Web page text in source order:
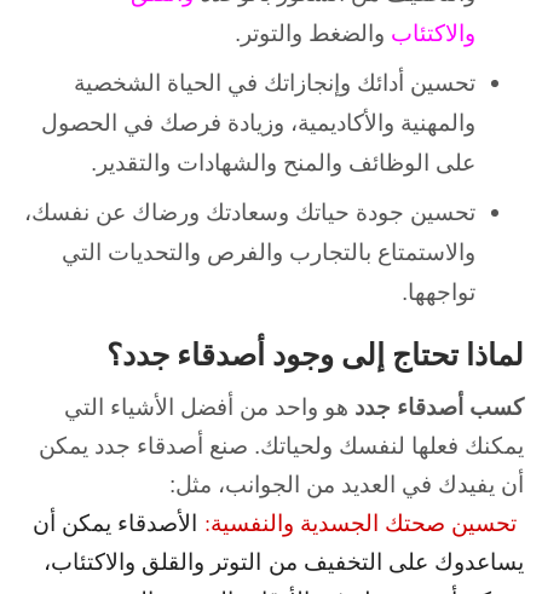
والاكتئاب والضغط والتوتر.
تحسين أدائك وإنجازاتك في الحياة الشخصية
والمهنية والأكاديمية، وزيادة فرصك في الحصول
على الوظائف والمنح والشهادات والتقدير.
تحسين جودة حياتك وسعادتك ورضاك عن نفسك،
والاستمتاع بالتجارب والفرص والتحديات التي
تواجهها.
لماذا تحتاج إلى وجود أصدقاء جدد؟
كسب أصدقاء جدد هو واحد من أفضل الأشياء التي
يمكنك فعلها لنفسك ولحياتك. صنع أصدقاء جدد يمكن
أن يفيدك في العديد من الجوانب، مثل:
تحسين صحتك الجسدية والنفسية: الأصدقاء يمكن أن
يساعدوك على التخفيف من التوتر والقلق والاكتئاب،